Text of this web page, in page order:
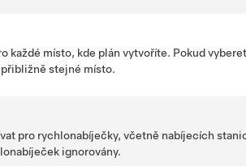
každé místo, kde plán vytvoříte. Pokud
stejné místo.
pro rychlonabíječky, včetně nabíjecích
ignorovány.